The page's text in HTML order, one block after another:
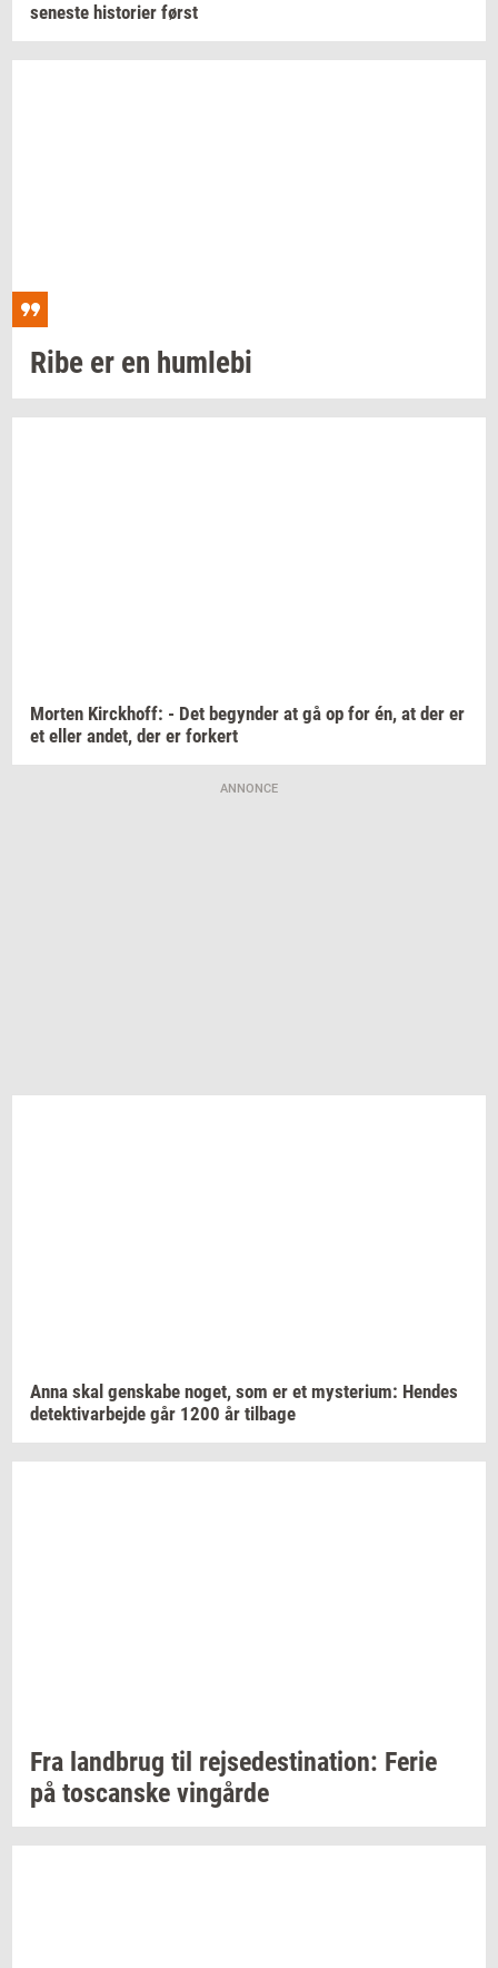
se­ne­ste hi­sto­ri­er først
Ribe er en hum­le­bi
Mor­ten Kirck­hoff: - Det be­gyn­der at gå op for én, at der er
et eller andet, der er for­kert
ANNONCE
Anna skal gen­ska­be noget, som er et myste­ri­um: Hen­des
de­tek­ti­v­ar­bej­de går 1200 år til­ba­ge
Fra land­brug til rej­se­desti­na­tion: Ferie
på toscan­ske vin­går­de